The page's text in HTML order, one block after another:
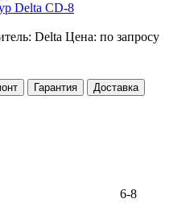
Delta Цена: по запросу
Гарантия
Доставка
6-8